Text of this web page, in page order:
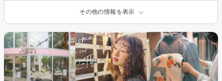
その他の情報を表示